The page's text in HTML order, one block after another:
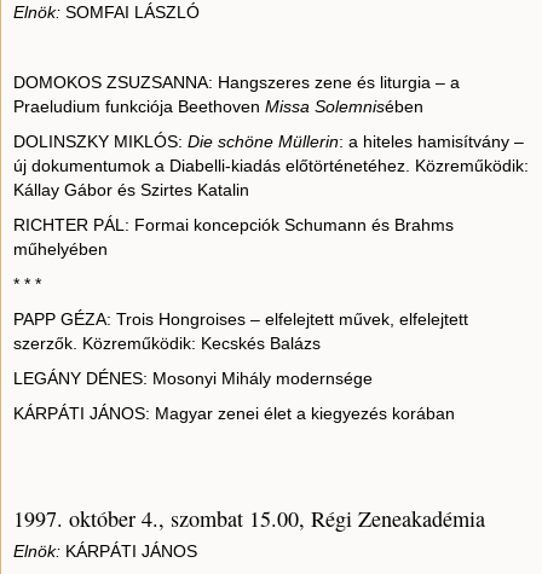
Elnök: SOMFAI LÁSZLÓ
DOMOKOS ZSUZSANNA: Hangszeres zene és liturgia – a
Praeludium funkciója Beethoven Missa Solemnisében
DOLINSZKY MIKLÓS: Die schöne Müllerin: a hiteles hamisítvány –
új dokumentumok a Diabelli-kiadás előtörténetéhez. Közreműködik:
Kállay Gábor és Szirtes Katalin
RICHTER PÁL: Formai koncepciók Schumann és Brahms
műhelyében
* * *
PAPP GÉZA: Trois Hongroises – elfelejtett művek, elfelejtett
szerzők. Közreműködik: Kecskés Balázs
LEGÁNY DÉNES: Mosonyi Mihály modernsége
KÁRPÁTI JÁNOS: Magyar zenei élet a kiegyezés korában
1997. október 4., szombat 15.00, Régi Zeneakadémia
Elnök: KÁRPÁTI JÁNOS